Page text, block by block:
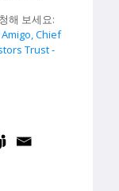
해 보세요:
Chief
Trust -